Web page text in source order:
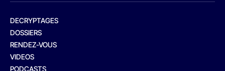
DECRYPTAGES
DOSSIERS
RENDEZ-VOUS
VIDEOS
PODCASTS